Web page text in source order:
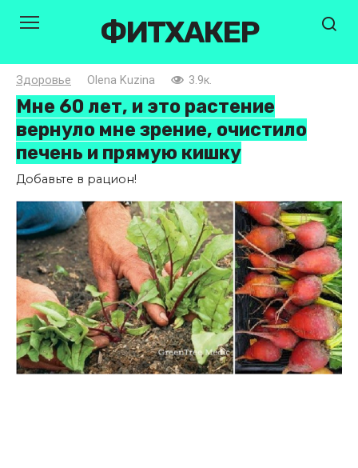
ФИТХАКЕР
Здоровье Olena Kuzina 3.9к.
Мне 60 лет, и это растение
вернуло мне зрение, очистило
печень и прямую кишку
Добавьте в рацион!